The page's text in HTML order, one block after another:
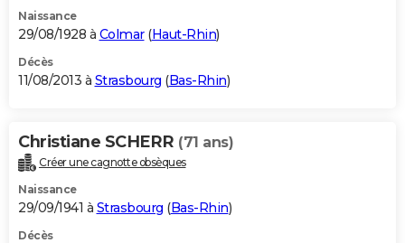
Naissance
29/08/1928 à Colmar(Haut-Rhin)
Décès
11/08/2013 à Strasbourg (Bas-Rhin)
Christiane SCHERR (71 ans)
Créer une cagnotte obsèques
Naissance
29/09/1941 à Strasbourg (Bas-Rhin)
Décès